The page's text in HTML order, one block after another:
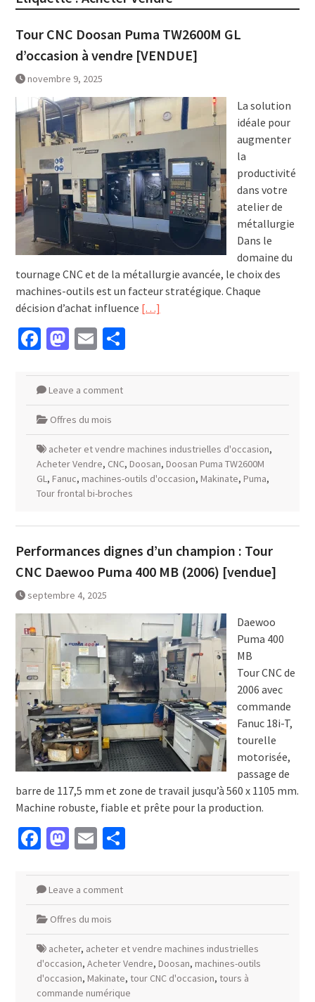
Tour CNC Doosan Puma TW2600M GL
d’occasion à vendre [VENDUE]
novembre 9, 2025
La solution
idéale pour
augmenter
la
productivité
dans votre
atelier de
métallurgie
Dans le
domaine du
tournage CNC et de la métallurgie avancée, le choix des
machines-outils est un facteur stratégique. Chaque
décision d’achat influence […]
Facebook
Mastodon
EmailPartager
Leave a comment
Offres du mois
acheter et vendre machines industrielles d'occasion,
Acheter Vendre, CNC, Doosan, Doosan Puma TW2600M
GL, Fanuc, machines-outils d'occasion, Makinate, Puma,
Tour frontal bi-broches
Performances dignes d’un champion : Tour
CNC Daewoo Puma 400 MB (2006) [vendue]
septembre 4, 2025
Daewoo
Puma 400
MB
Tour CNC de
2006 avec
commande
Fanuc 18i-T,
tourelle
motorisée,
passage de
barre de 117,5 mm et zone de travail jusqu’à 560 x 1105 mm.
Machine robuste, fiable et prête pour la production.
Facebook
Mastodon
EmailPartager
Leave a comment
Offres du mois
acheter, acheter et vendre machines industrielles
d'occasion, Acheter Vendre, Doosan, machines-outils
d'occasion, Makinate, tour CNC d'occasion, tours à
commande numérique